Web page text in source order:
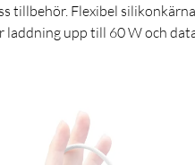
tillbehör. Flexibel
laddning upp till 60 W och